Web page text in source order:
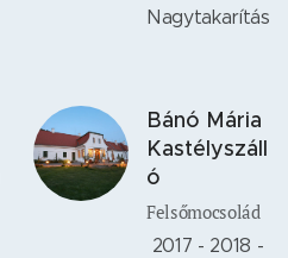
Nagytakarítás
Bánó Mária
Kastélyszáll
ó
Felsőmocsolád
2017 - 2018 -